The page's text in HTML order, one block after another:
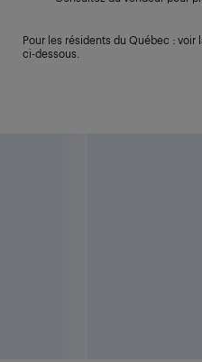
Pour les résidents du Québec :
ci-dessous.